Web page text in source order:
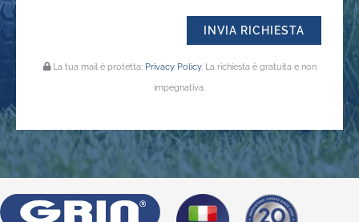
La tua mail è protetta: Privacy Policy. La richiesta è gratuita e non
impegnativa.